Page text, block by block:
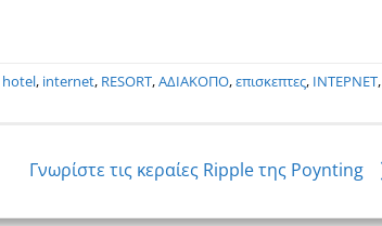
hotel, internet, RESORT,ΑΔΙΑΚΟΠΟ,επισκεπτες, ΙΝΤΕΡΝΕΤ,
Γνωρίστε τις κεραίες Ripple της Poynting